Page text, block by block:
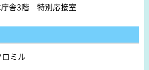
舎3階 特別応接室
ミル